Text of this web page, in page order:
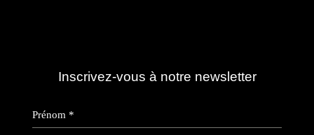
Inscrivez-vous à notre newsletter
Prénom *